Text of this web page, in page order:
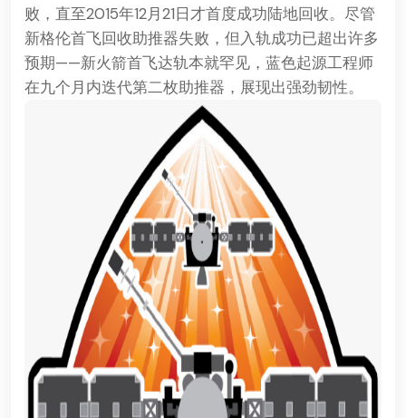
败，直至2015年12月21日才首度成功陆地回收。尽管
新格伦首飞回收助推器失败，但入轨成功已超出许多
预期——新火箭首飞达轨本就罕见，蓝色起源工程师
在九个月内迭代第二枚助推器，展现出强劲韧性。